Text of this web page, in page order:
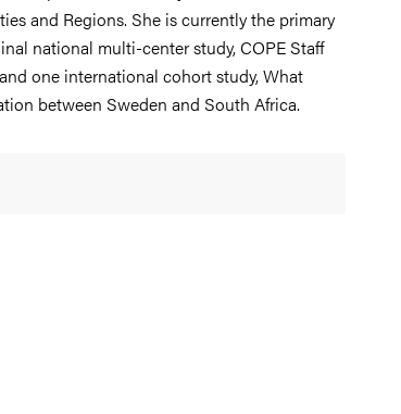
and Regions. She is currently the primary
national multi-center study, COPE Staff
one international cohort study, What
between Sweden and South Africa.